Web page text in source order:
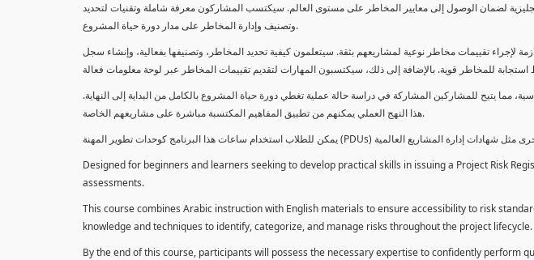
الإنجليزية لضمان الوصول إلى معايير المخاطر على مستوى العالم. سيكتسب المشاركون معرفة شاملة وتقنيات لتحديد
وتصنيف وإدارة المخاطر على مدار دورة حياة المشروع.
لإجراء تقييمات مخاطر نوعية لمشاريعهم بثقة. سيتعلمون كيفية تحديد المخاطر، وتصنيفها بفعالية، وإنشاء سجل
مما يتيح للمشاركين المشاركة في دراسة حالة عملية تغطي دورة حياة المشروع بالكامل من البداية إلى النهاية.
هذا النهج العملي يمكنهم من تطبيق المفاهيم المكتسبة مباشرة على مشاريعهم الخاصة.
Designed for beginners and learners seeking to develop practical skills in issuing a Project Risk
assessments.
This course combines Arabic instruction with English materials to ensure accessibility to risk
knowledge and techniques to identify, categorize, and manage risks throughout the project lifecycle.
By the end of this course, participants will possess the necessary expertise to confidently perform